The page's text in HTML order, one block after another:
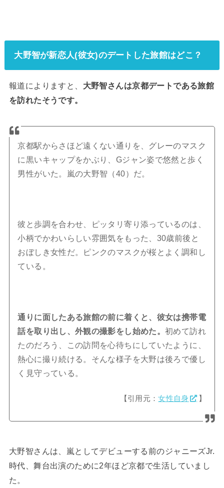
大野智が新恋人(彼女)のデートした旅館はどこ？
報道によりますと、 大野智さんは京都デートである旅館
を訪れたそうです。
京都駅からさほど遠くない通りを、グレーのマスク
に黒いキャップをかぶり、Gジャン姿で悠然と歩く
男性がいた。嵐の大野智（40）だ。
彼と歩調を合わせ、ピッタリ寄り添っているのは、
小柄でかわいらしい雰囲気をもった、30歳前後と
おぼしき女性だ。ピンクのマスクが桜とよく調和し
ている。
通りに面したある旅館の前に着くと、彼女は携帯電
話を取り出し、外観の撮影をし始めた。初めて訪れ
たのだろう、この訪問を心待ちにしていたように、
熱心に撮り続ける。そんな様子を大野は後ろで優し
く見守っている。
【引用元：女性自身 】
大野智さんは、嵐としてデビューする前のジャニーズJr.
時代、舞台出演のために2年ほど京都で生活していまし
た。